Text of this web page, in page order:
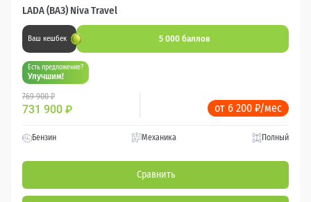
LADA (ВАЗ) Niva Travel
Ваш кешбек 5 000 баллов
Есть предложение?
Улучшим!
769 900 ₽
731 900 ₽ от 6 200 ₽/мес
Бензин Механика Полный
Сравнить